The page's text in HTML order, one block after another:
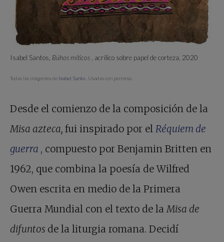
Isabel Santos, Búhos míticos , acrílico sobre papel de corteza, 2020
Todas las imágenes de Isabel Santo . Usadas con permiso.
Desde el comienzo de la composición de la
Misa azteca, fui inspirado por el Réquiem de
guerra , compuesto por Benjamin Britten en
1962, que combina la poesía de Wilfred
Owen escrita en medio de la Primera
Guerra Mundial con el texto de laMisa de
difuntos de la liturgia romana. Decidí